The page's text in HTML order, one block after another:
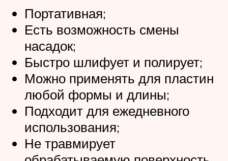
Портативная;
Есть возможность смены
насадок;
Быстро шлифует и полирует;
Можно применять для пластин
любой формы и длины;
Подходит для ежедневного
использования;
Не травмирует